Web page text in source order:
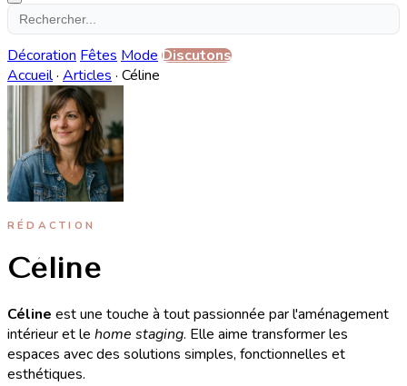
Décoration Fêtes Mode Discutons
Accueil· Articles · Céline
RÉDACTION
Céline
Céline est une touche à tout passionnée par l'aménagement
intérieur et le home staging. Elle aime transformer les
espaces avec des solutions simples, fonctionnelles et
esthétiques.